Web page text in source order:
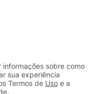
informações sobre como
sua experiência
Termos de Usoe a
.